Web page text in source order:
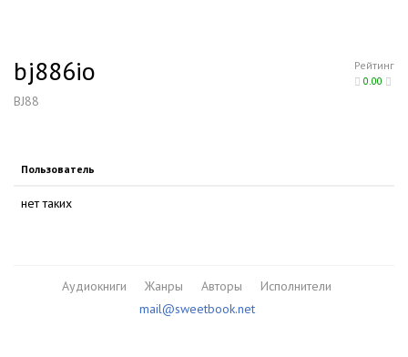
Рейтинг
0.00
bj886io
BJ88
Пользователь
нет таких
Аудиокниги Жанры Авторы
Исполнители
mail@sweetbook.net